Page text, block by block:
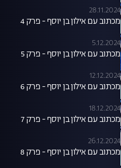
28.11.2024
מכתוב עם אילון בן יוסף - פרק 4
5.12.2024
מכתוב עם אילון בן יוסף - פרק 5
12.12.2024
מכתוב עם אילון בן יוסף - פרק 6
18.12.2024
מכתוב עם אילון בן יוסף - פרק 7
26.12.2024
מכתוב עם אילון בן יוסף - פרק 8